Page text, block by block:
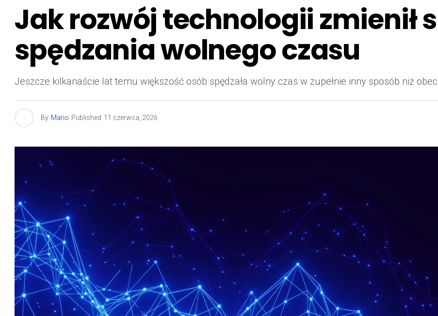
Jak rozwój technologii zmienił
spędzania wolnego czasu
Jeszcze kilkanaście lat temu większość osób spędzała wolny czas w zupełnie inny sposób niż
By Mario Published 11 czerwca, 2026